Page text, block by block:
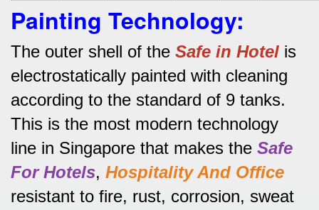
Painting Technology:
The outer shell of the Safe in Hotel is
electrostatically painted with cleaning
according to the standard of 9 tanks.
This is the most modern technology
line in Singapore that makes the Safe
For Hotels, Hospitality And Office
resistant to fire, rust, corrosion, sweat